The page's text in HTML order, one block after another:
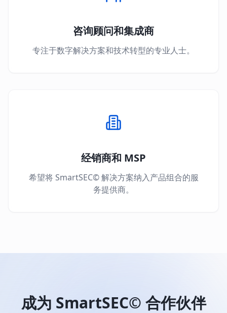
咨询顾问和集成商
专注于数字解决方案和技术转型的专业人士。
经销商和 MSP
希望将 SmartSEC© 解决方案纳入产品组合的服
务提供商。
成为 SmartSEC© 合作伙伴